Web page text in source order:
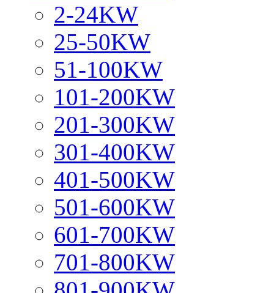
2-24KW
25-50KW
51-100KW
101-200KW
201-300KW
301-400KW
401-500KW
501-600KW
601-700KW
701-800KW